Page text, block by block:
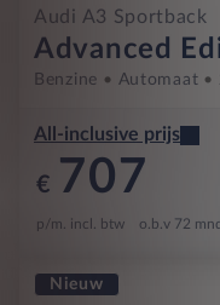
Audi A3 Sportback
Advanced
Benzine Automaat
All-inclusive prijs
€ 707
p/m. incl. btw o.b.v 72
Nieuw